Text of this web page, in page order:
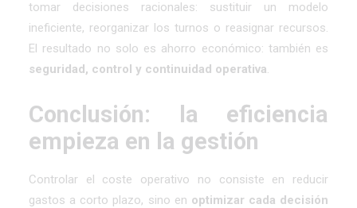
tomar decisiones racionales: sustituir un modelo
ineficiente, reorganizar los turnos o reasignar recursos.
El resultado no solo es ahorro económico: también es
seguridad, control y continuidad operativa.
Conclusión: la eficiencia
empieza en la gestión
Controlar el coste operativo no consiste en reducir
gastos a corto plazo, sino en optimizar cada decisión